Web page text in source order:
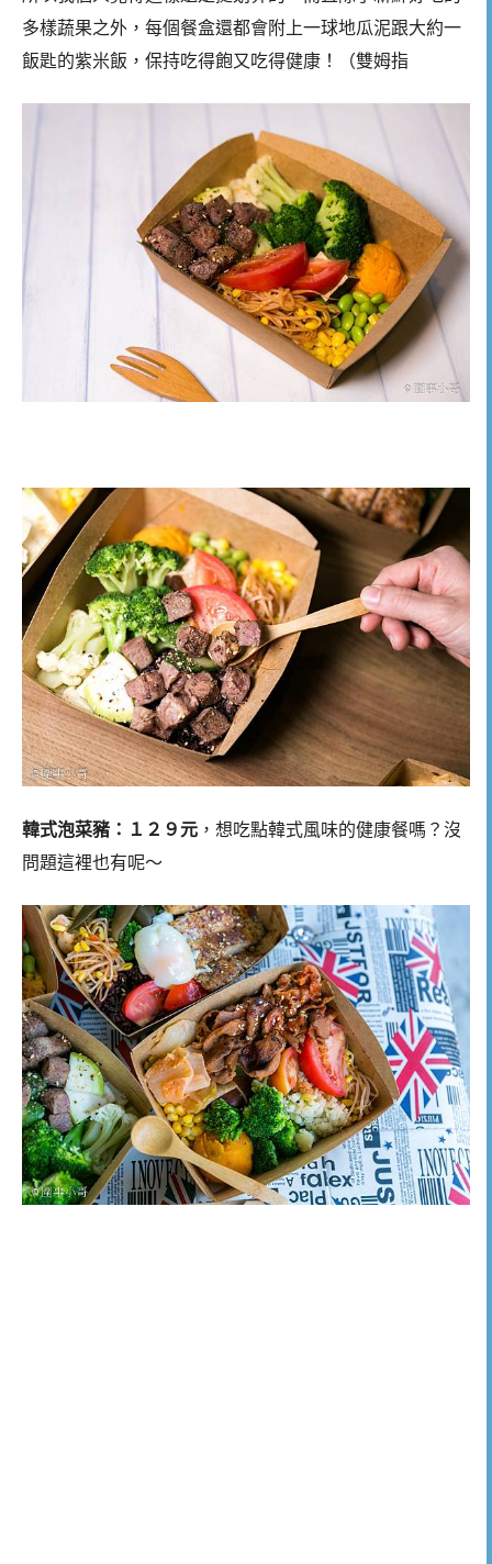
多樣蔬果之外，每個餐盒還都會附上一球地瓜泥跟大約一
飯匙的紫米飯，保持吃得飽又吃得健康！（雙姆指
韓式泡菜豬：１２９元 ，想吃點韓式風味的健康餐嗎？沒
問題這裡也有呢～